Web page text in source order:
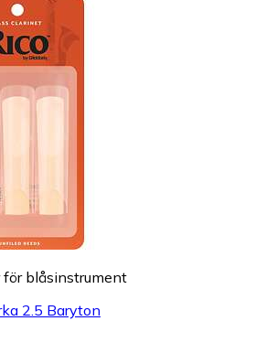
för blåsinstrument
2.5 Baryton